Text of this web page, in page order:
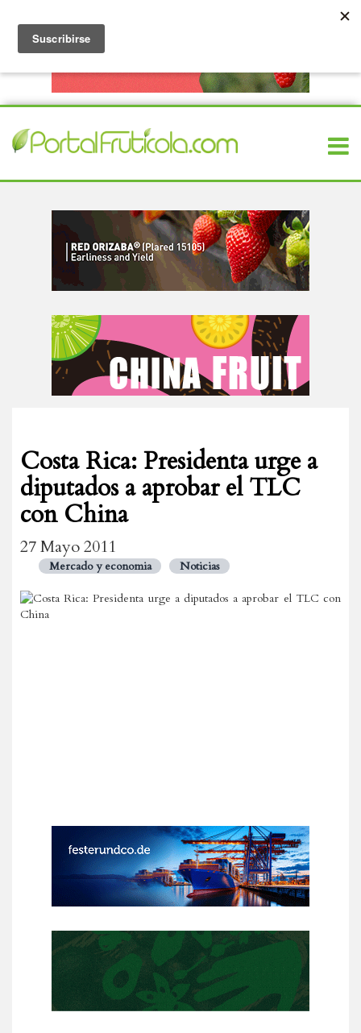
Costa Rica: Presidenta urge a
diputados a aprobar el TLC
con China
27 Mayo 2011
Mercado y economia Noticias